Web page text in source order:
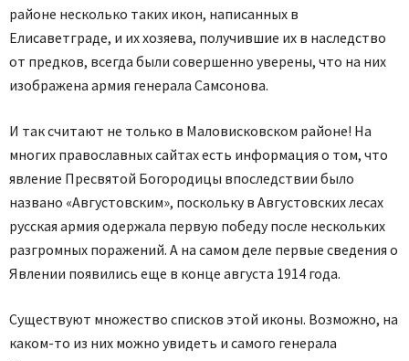
районе несколько таких икон, написанных в
Елисаветграде, и их хозяева, получившие их в наследство
от предков, всегда были совершенно уверены, что на них
изображена армия генерала Самсонова.
И так считают не только в Маловисковском районе! На
многих православных сайтах есть информация о том, что
явление Пресвятой Богородицы впоследствии было
названо «Августовским», поскольку в Августовских лесах
русская армия одержала первую победу после нескольких
разгромных поражений. А на самом деле первые сведения о
Явлении появились еще в конце августа 1914 года.
Существуют множество списков этой иконы. Возможно, на
каком-то из них можно увидеть и самого генерала